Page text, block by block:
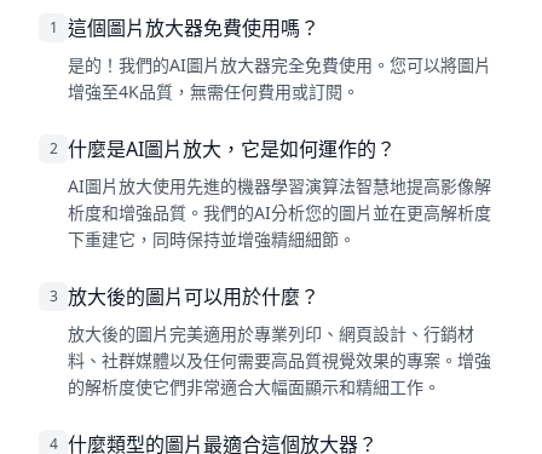
1 這個圖片放大器免費使用嗎？
是的！我們的AI圖片放大器完全免費使用。您可以將圖片
增強至4K品質，無需任何費用或訂閱。
2 什麼是AI圖片放大，它是如何運作的？
AI圖片放大使用先進的機器學習演算法智慧地提高影像解
析度和增強品質。我們的AI分析您的圖片並在更高解析度
下重建它，同時保持並增強精細細節。
3 放大後的圖片可以用於什麼？
放大後的圖片完美適用於專業列印、網頁設計、行銷材
料、社群媒體以及任何需要高品質視覺效果的專案。增強
的解析度使它們非常適合大幅面顯示和精細工作。
4 什麼類型的圖片最適合這個放大器？